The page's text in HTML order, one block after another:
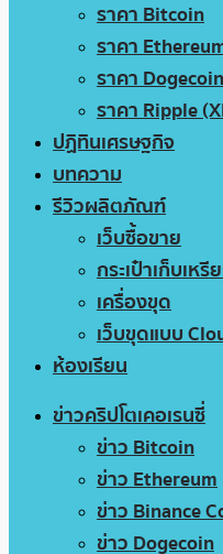
ราคา Bitcoin
ราคา
ราคา Dogecoin
ราคา Ripple
ปฏิทินเศรษฐกิจ
บทความ
รีวิวผลิตภัณฑ์
เว็บซื้อขาย
กระเป๋าเก็บเห
เครื่องขุด
เว็บขุดแบบ
ห้องเรียน
ข่าวคริปโตเคอเรนซี่
ข่าว Bitcoin
ข่าว Ethereum
ข่าว Binance
ข่าว Dogecoin